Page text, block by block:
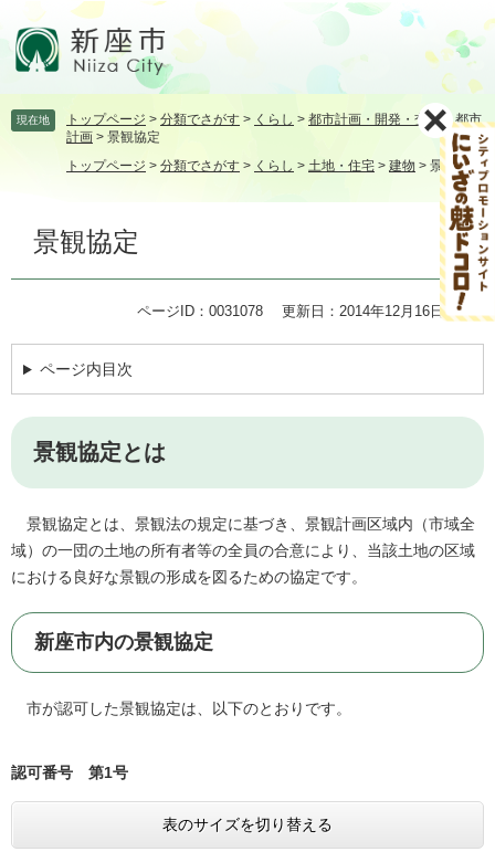
頭飛 現在地 トップページ > 分類でさがす > くらし > 都市計画・開発・交通 >都市
計画 > 景観協定
トップページ > 分類でさがす > くらし > 土地・住宅 > 建物 > 景観協定
景観協定
ページID：0031078 更新日：2014年12月16日更新
ページ内目次
景観協定とは
景観協定とは、景観法の規定に基づき、景観計画区域内（市域全
域）の一団の土地の所有者等の全員の合意により、当該土地の区域
における良好な景観の形成を図るための協定です。
新座市内の景観協定
市が認可した景観協定は、以下のとおりです。
認可番号 第1号
表のサイズを切り替える